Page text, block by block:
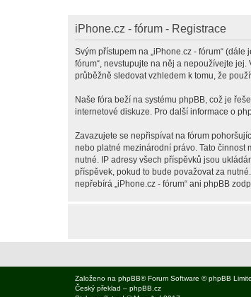
iPhone.cz - fórum - Registrace
Svým přístupem na „iPhone.cz - fórum“ (dále
fórum“, nevstupujte na něj a nepoužívejte
průběžně sledovat vzhledem k tomu, že
Naše fóra beží na systému phpBB, což je
internetové diskuze. Pro další informace o
Zavazujete se nepřispívat na fórum
nebo platné mezinárodní právo. Tato činnost
nutné. IP adresy všech příspěvků jsou
příspěvek, pokud to bude považovat za
nepřebírá „iPhone.cz - fórum“ ani phpBB
Založeno na phpBB® Forum Software © phpBB
Český překlad – phpBB.cz